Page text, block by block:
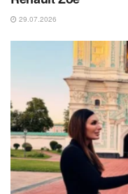
29.07.2026